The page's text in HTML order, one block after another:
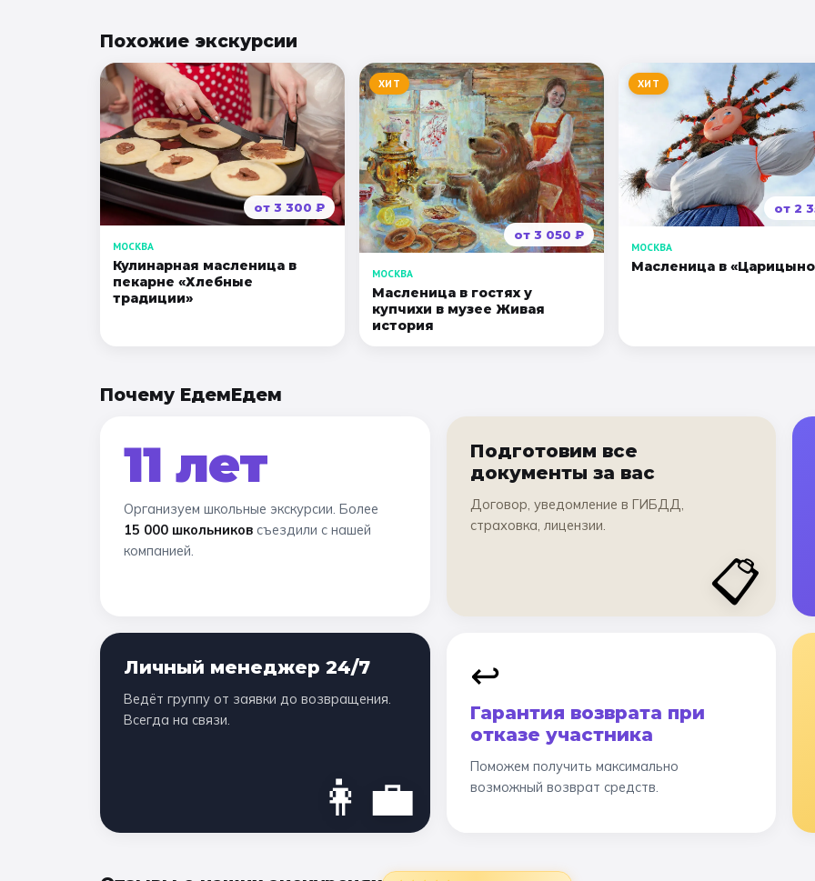
Похожие экскурсии
от 3 300 ₽
МОСКВА
Кулинарная масленица в
пекарне «Хлебные
традиции»
ХИТ
от 3 050 ₽
МОСКВА
Масленица в гостях у
купчихи в музее Живая
история
ХИТ
от 2
МОСКВА
Масленица в
Почему ЕдемЕдем
11 лет
Организуем школьные экскурсии. Более
15 000 школьников съездили с нашей
компанией.
Подготовим все
документы за вас
Договор, уведомление в ГИБДД,
страховка, лицензии.
📋
Личный менеджер 24/7
Ведёт группу от заявки до возвращения.
Всегда на связи.
👩‍💼
↩️
Гарантия возврата при
отказе участника
Поможем получить максимально
возможный возврат средств.